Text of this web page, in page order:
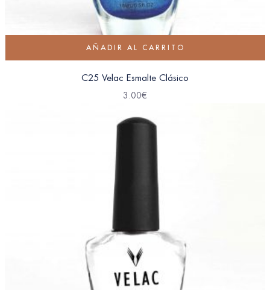
AÑADIR AL CARRITO
C25 Velac Esmalte Clásico
3.00€